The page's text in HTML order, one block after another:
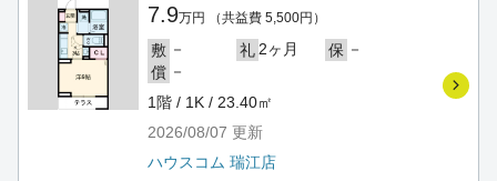
7.9万円 （共益費 5,500円）
敷 － 礼 2ヶ月 保 －
償 －
1階 / 1K / 23.40㎡
2026/08/07 更新
ハウスコム 瑞江店